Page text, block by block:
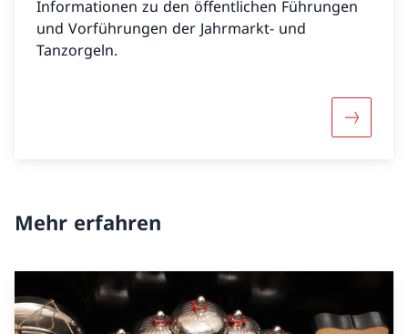
Informationen zu den öffentlichen Führungen
und Vorführungen der Jahrmarkt- und
Tanzorgeln.
Mehr
Mehr erfahren